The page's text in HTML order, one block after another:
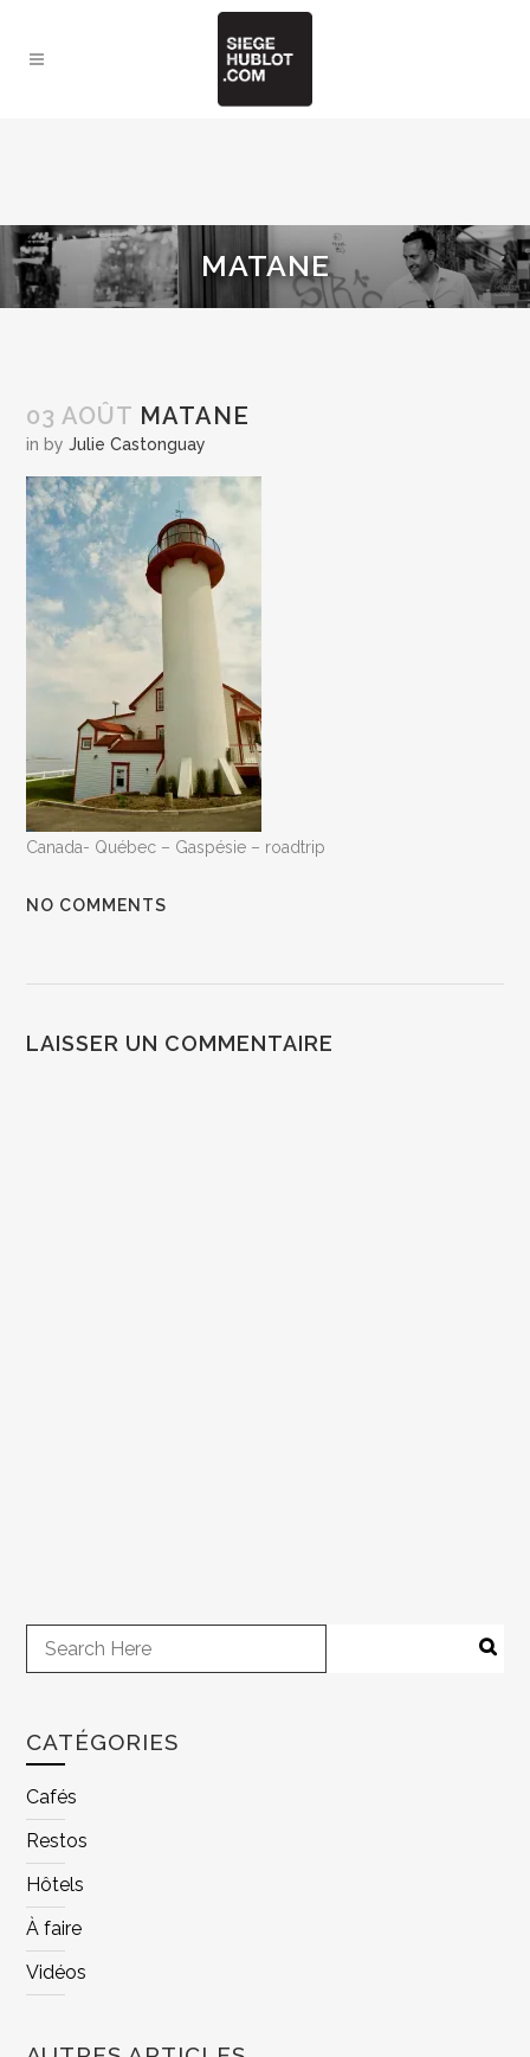
MATANE
03 AOÛT MATANE
in byJulie Castonguay
Canada- Québec – Gaspésie – roadtrip
NO COMMENTS
LAISSER UN COMMENTAIRE
CATÉGORIES
Cafés
Restos
Hôtels
À faire
Vidéos